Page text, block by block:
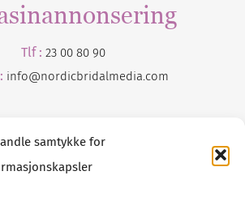
samtykke for
Tlf : 23 00 80 90
info@nordicbridalmedia.com